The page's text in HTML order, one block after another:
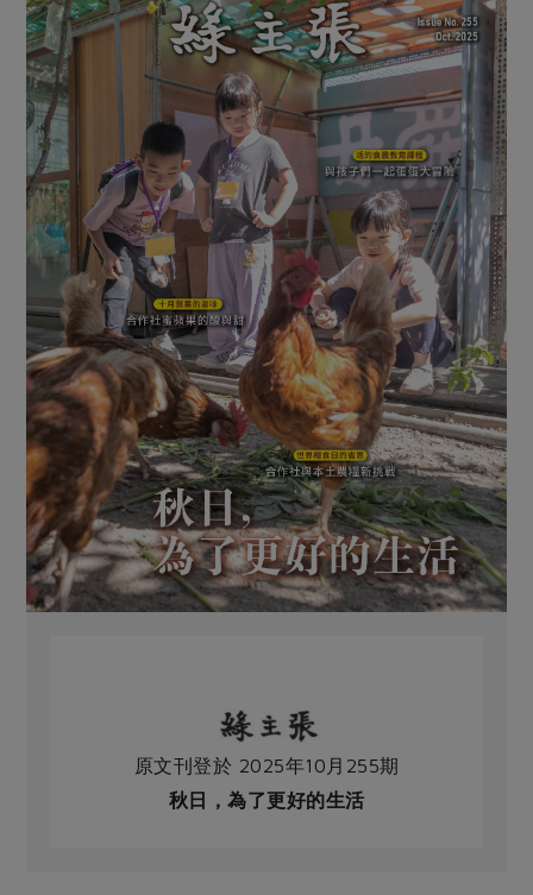
原文刊登於 2025年10月255期
秋日，為了更好的生活